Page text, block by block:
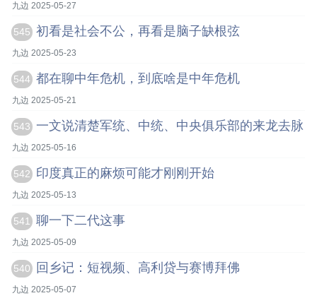
九边 2025-05-27
545 初看是社会不公，再看是脑子缺根弦
九边 2025-05-23
544 都在聊中年危机，到底啥是中年危机
九边 2025-05-21
543 一文说清楚军统、中统、中央俱乐部的来龙去脉
九边 2025-05-16
542 印度真正的麻烦可能才刚刚开始
九边 2025-05-13
541 聊一下二代这事
九边 2025-05-09
540 回乡记：短视频、高利贷与赛博拜佛
九边 2025-05-07